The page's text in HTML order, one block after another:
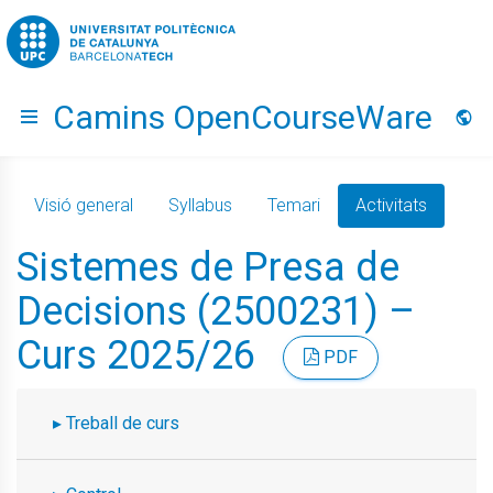
Go to upc.edu
Hide menu
Camins OpenCourseWare
Visió general Syllabus Temari Activitats
Sistemes de Presa de
Decisions (2500231) –
Curs 2025/26
PDF
Treball de curs